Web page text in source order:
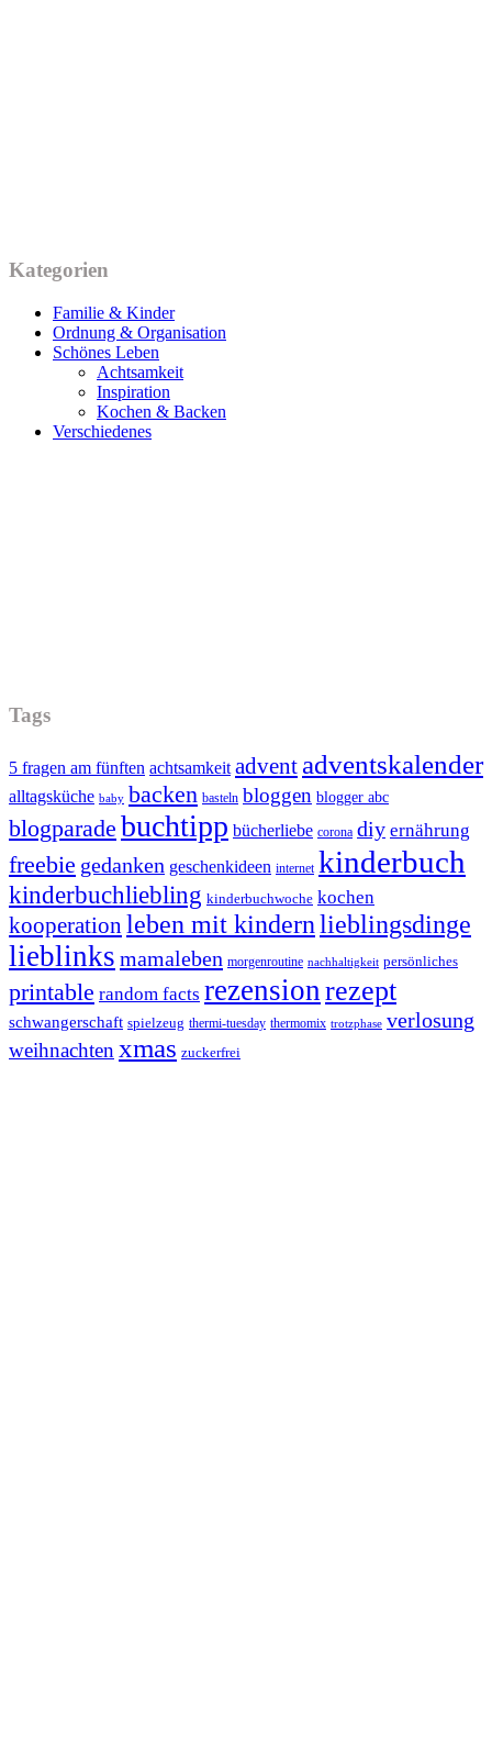
Kategorien
Familie & Kinder
Ordnung & Organisation
Schönes Leben
Achtsamkeit
Inspiration
Kochen & Backen
Verschiedenes
Tags
5 fragen am fünften achtsamkeit advent adventskalender
alltagsküche baby backen basteln bloggen blogger abc
blogparade buchtipp bücherliebe corona diy ernährung
freebie gedanken geschenkideen internet kinderbuch
kinderbuchliebling kinderbuchwoche kochen
kooperation leben mit kindernlieblingsdinge
lieblinks mamaleben morgenroutine nachhaltigkeit persönliches
printable random facts rezensionrezept
schwangerschaft spielzeug thermi-tuesday thermomix trotzphase verlosung
weihnachten xmas zuckerfrei